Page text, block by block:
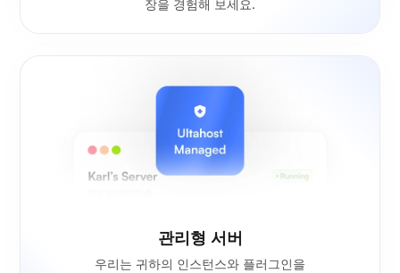
장을 경험해 보세요.
관리형 서버
우리는 귀하의 인스턴스와 플러그인을